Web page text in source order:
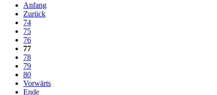
Anfang
Zurück
74
75
76
77
78
79
80
Vorwärts
Ende